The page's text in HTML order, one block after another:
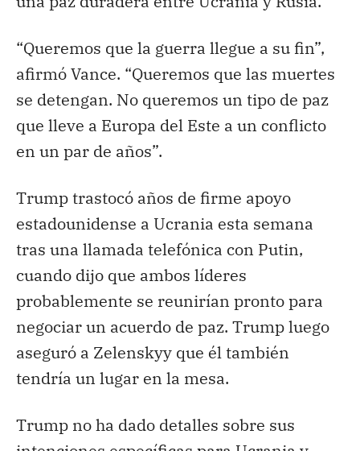
“Queremos que la guerra llegue a su fin”,
afirmó Vance. “Queremos que las muertes
se detengan. No queremos un tipo de paz
que lleve a Europa del Este a un conflicto
en un par de años”.
Trump trastocó años de firme apoyo
estadounidense a Ucrania esta semana
tras una llamada telefónica con Putin,
cuando dijo que ambos líderes
probablemente se reunirían pronto para
negociar un acuerdo de paz. Trump luego
aseguró a Zelenskyy que él también
tendría un lugar en la mesa.
Trump no ha dado detalles sobre sus